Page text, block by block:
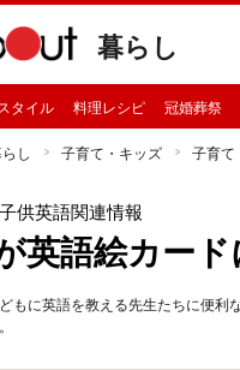
暮らし
タイル 料理レシピ 冠婚葬祭
し 子育て・キッズ 子育て
供英語関連情報
英語絵カード
もに英語を教える先生たちに便